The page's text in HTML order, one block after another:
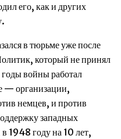
его, как и других
в тюрьме уже после
который не принял
войны работал
— организации,
немцев, и против
западных
1948 году на 10 лет,